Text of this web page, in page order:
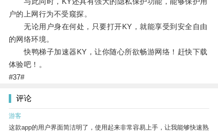
户的上网行为不受窥探。
无论用户身在何处，只要打开KY，就能享受到安全自由
的网络环境。
快鸭梯子加速器KY，让你随心所欲畅游网络！赶快下载
体验吧！。
#37#
评论
游客
这款app的用户界面简洁明了，使用起来非常容易上手，让我能够快速熟